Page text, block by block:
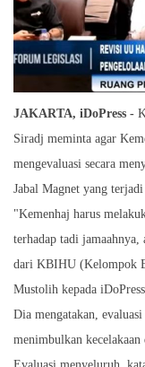
JAKARTA, iDoPress -
Siradj meminta agar
mengevaluasi secara
Jabal Magnet yang
"Kemenhaj harus
terhadap tadi
dari KBIHU (Kelompok
Mustolih kepada
Dia mengatakan,
menimbulkan kecelakaan